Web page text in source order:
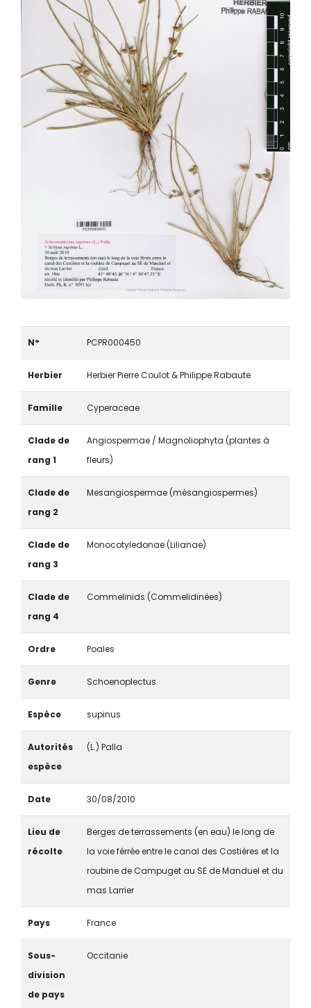
N° PCPR000450
Herbier Herbier Pierre Coulot & Philippe Rabaute
Famille Cyperaceae
Clade de
rang 1
Angiospermae / Magnoliophyta (plantes à
fleurs)
Clade de
rang 2
Mesangiospermae (mésangiospermes)
Clade de
rang 3
Monocotyledonae (Lilianae)
Clade de
rang 4
Commelinids (Commelidinées)
Ordre Poales
Genre Schoenoplectus
Espèce supinus
Autorités
espèce
(L.) Palla
Date 30/08/2010
Lieu de
récolte
Berges de terrassements (en eau) le long de
la voie férrée entre le canal des Costières et la
roubine de Campuget au SE de Manduel et du
mas Larrier
Pays France
Sous-
division
de pays
Occitanie